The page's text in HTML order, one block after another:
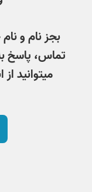
بجز نام و
تماس، پاسخ
میتوانید